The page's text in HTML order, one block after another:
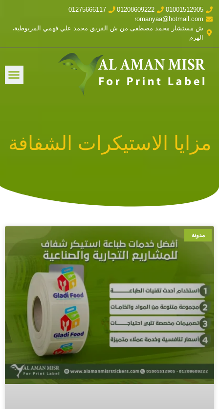
01001512905
01208609222
01275666117
romanyaa@hotmail.com
ش مستشار محمد مصطفى من ش الفريق محمد علي فهمي المريوطية،
الهرم
مزايا الاستيكرات الشفافة
مدونة